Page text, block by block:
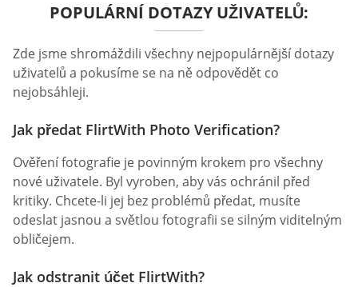
POPULÁRNÍ DOTAZY UŽIVATELŮ:
Zde jsme shromáždili všechny nejpopulárnější dotazy
uživatelů a pokusíme se na ně odpovědět co
nejobsáhleji.
Jak předat FlirtWith Photo Verification?
Ověření fotografie je povinným krokem pro všechny
nové uživatele. Byl vyroben, aby vás ochránil před
kritiky. Chcete-li jej bez problémů předat, musíte
odeslat jasnou a světlou fotografii se silným viditelným
obličejem.
Jak odstranit účet FlirtWith?